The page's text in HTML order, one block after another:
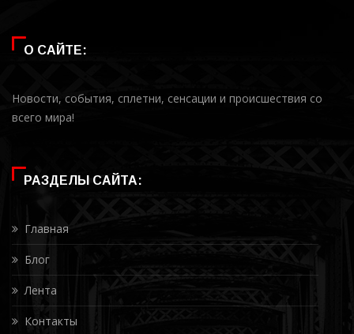
О САЙТЕ:
Новости, события, сплетни, сенсации и происшествия со
всего мира!
РАЗДЕЛЫ САЙТА:
Главная
Блог
Лента
Контакты